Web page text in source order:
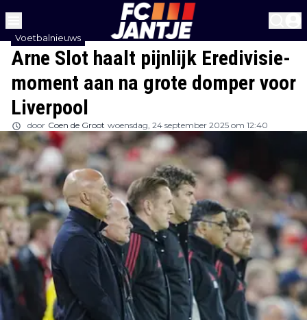
Arne Slot haalt pijnlijk Eredivisie-
moment aan na grote domper voor
Liverpool
Voetbalnieuws
door Coen de Groot woensdag, 24 september 2025 om 12:40